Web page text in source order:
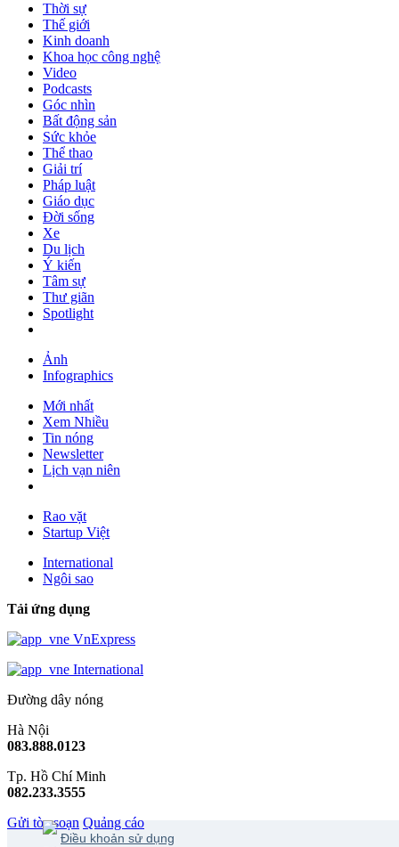
Thời sự
Thế giới
Kinh doanh
Khoa học công nghệ
Video
Podcasts
Góc nhìn
Bất động sản
Sức khỏe
Thể thao
Giải trí
Pháp luật
Giáo dục
Đời sống
Xe
Du lịch
Ý kiến
Tâm sự
Thư giãn
Spotlight
Ảnh
Infographics
Mới nhất
Xem Nhiều
Tin nóng
Newsletter
Lịch vạn niên
Rao vặt
Startup Việt
International
Ngôi sao
Tải ứng dụng
VnExpress
International
Đường dây nóng
Hà Nội
083.888.0123
Tp. Hồ Chí Minh
082.233.3555
Gửi tòa soạn Quảng cáo
Điều khoản sử dụng